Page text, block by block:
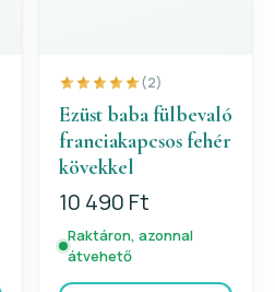
(2)
Ezüst baba fülbevaló
franciakapcsos fehér
kövekkel
10 490 Ft
Raktáron, azonnal
átvehető